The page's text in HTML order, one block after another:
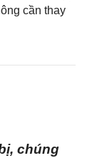
cần thay
chúng